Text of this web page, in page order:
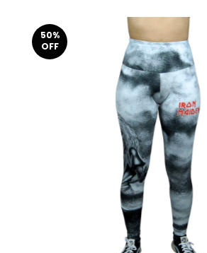
50%
OFF